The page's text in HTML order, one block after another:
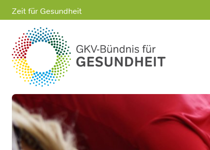
Zeit für Gesundheit